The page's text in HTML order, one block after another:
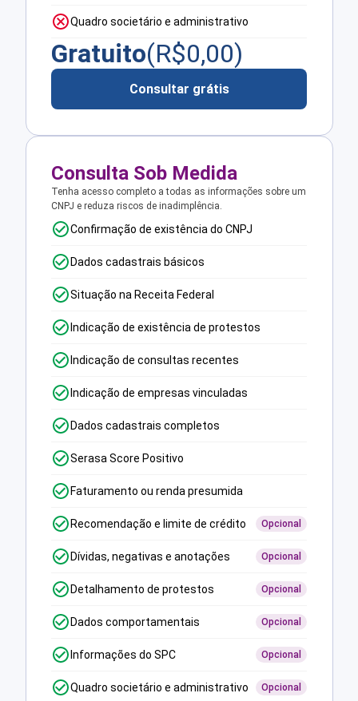
Quadro societário e administrativo
Gratuito(R$0,00)
Consultar grátis
Consulta Sob Medida
Tenha acesso completo a todas as informações sobre um
CNPJ e reduza riscos de inadimplência.
Confirmação de existência do CNPJ
Dados cadastrais básicos
Situação na Receita Federal
Indicação de existência de protestos
Indicação de consultas recentes
Indicação de empresas vinculadas
Dados cadastrais completos
Serasa Score Positivo
Faturamento ou renda presumida
Recomendação e limite de crédito Opcional
Dívidas, negativas e anotações Opcional
Detalhamento de protestos Opcional
Dados comportamentais Opcional
Informações do SPC Opcional
Quadro societário e administrativo Opcional